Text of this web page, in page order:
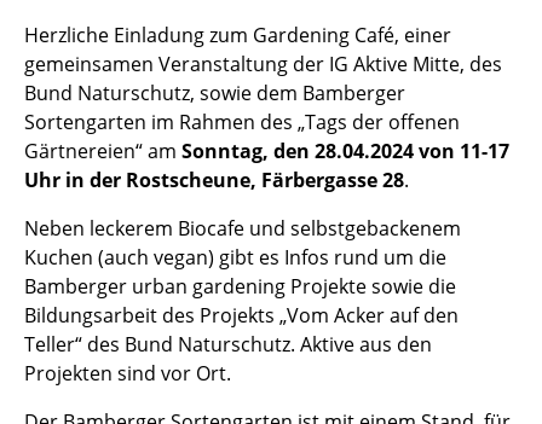
Herzliche Einladung zum Gardening Café, einer
gemeinsamen Veranstaltung der IG Aktive Mitte, des
Bund Naturschutz, sowie dem Bamberger
Sortengarten im Rahmen des „Tags der offenen
Gärtnereien“ am Sonntag, den 28.04.2024 von 11-17
Uhr in der Rostscheune, Färbergasse 28.
Neben leckerem Biocafe und selbstgebackenem
Kuchen (auch vegan) gibt es Infos rund um die
Bamberger urban gardening Projekte sowie die
Bildungsarbeit des Projekts „Vom Acker auf den
Teller“ des Bund Naturschutz. Aktive aus den
Projekten sind vor Ort.